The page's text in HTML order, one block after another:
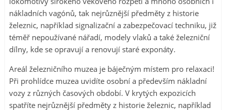
nákladních vagónů, tak nejrůznější předměty z historie
železnic, například signalizační a zabezpečovací techniku, již
téměř nepoužívané nářadí, modely vlaků a také železniční
dílny, kde se opravují a renovují staré exponáty.
Areál železničního muzea je báječným místem pro relaxaci!
Při prohlídce muzea uvidíte osobní a především nákladní
vozy z různých časových období. V krytých expozicích
spatříte nejrůznější předměty z historie železnic, například